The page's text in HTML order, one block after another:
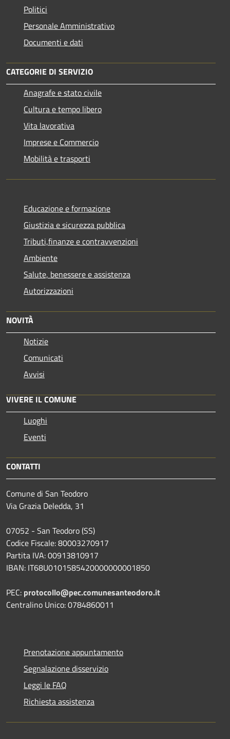
Politici
Personale Amministrativo
Documenti e dati
CATEGORIE DI SERVIZIO
Anagrafe e stato civile
Cultura e tempo libero
Vita lavorativa
Imprese e Commercio
Mobilità e trasporti
Educazione e formazione
Giustizia e sicurezza pubblica
Tributi,finanze e contravvenzioni
Ambiente
Salute, benessere e assistenza
Autorizzazioni
NOVITÀ
Notizie
Comunicati
Avvisi
VIVERE IL COMUNE
Luoghi
Eventi
CONTATTI
Comune di San Teodoro
Via Grazia Deledda, 31
07052 - San Teodoro (SS)
Codice Fiscale: 80003270917
Partita IVA: 00913810917
IBAN: IT68U0101585420000000001850
PEC: protocollo@pec.comunesanteodoro.it
Centralino Unico: 0784860011
Prenotazione appuntamento
Segnalazione disservizio
Leggi le FAQ
Richiesta assistenza